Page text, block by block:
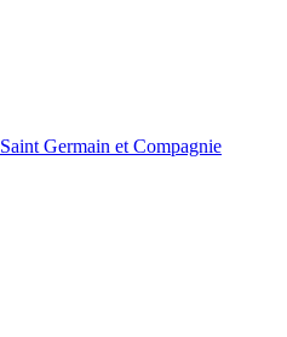
Saint Germain et Compagnie